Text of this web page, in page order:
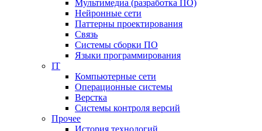
Мультимедиа (разработка ПО)
Нейронные сети
Паттерны проектирования
Связь
Системы сборки ПО
Языки программирования
IT
Компьютерные сети
Операционные системы
Верстка
Системы контроля версий
Прочее
История технологий